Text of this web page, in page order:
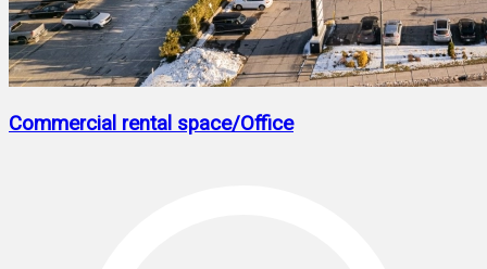
Commercial rental space/Office